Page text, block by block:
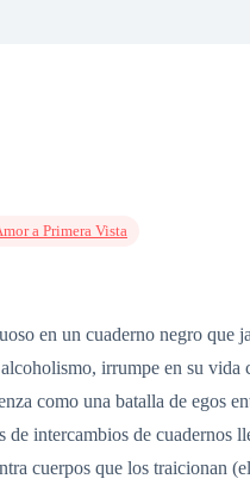
a Primera Vista
en un cuaderno negro que
irrumpe en su vida
como una batalla de egos
intercambios de cuadernos
cuerpos que los traicionan